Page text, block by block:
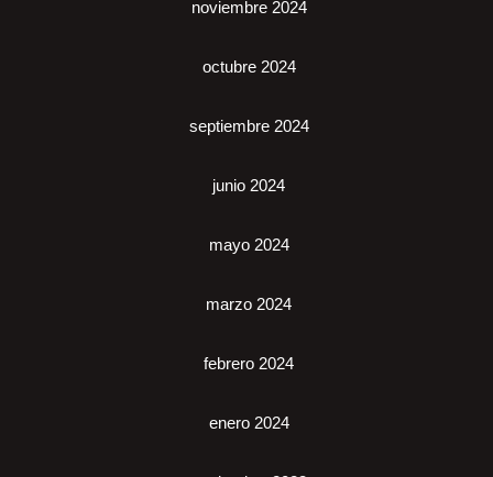
noviembre 2024
octubre 2024
septiembre 2024
junio 2024
mayo 2024
marzo 2024
febrero 2024
enero 2024